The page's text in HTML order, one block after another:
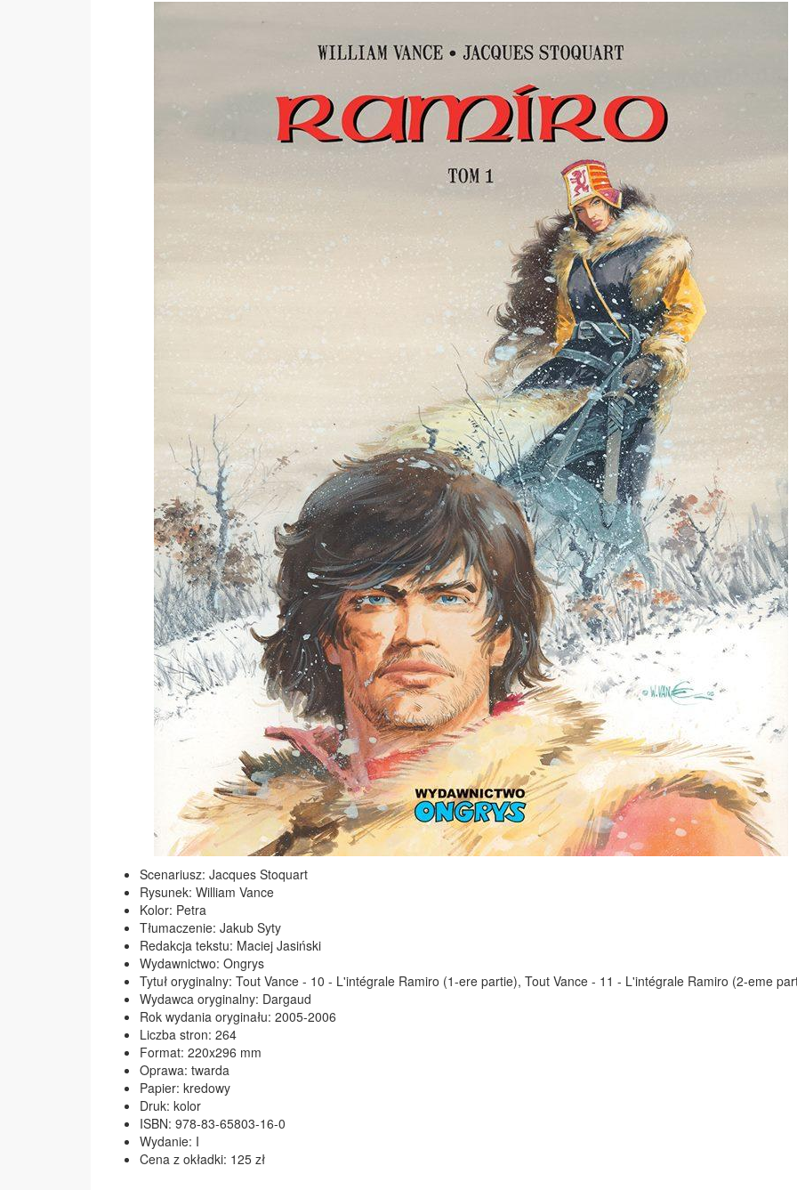
Scenariusz: Jacques Stoquart
Rysunek: William Vance
Kolor: Petra
Tłumaczenie: Jakub Syty
Redakcja tekstu: Maciej Jasiński
Wydawnictwo: Ongrys
Tytuł oryginalny: Tout Vance - 10 - L'intégrale Ramiro (1-ere partie), Tout Vance - 11 - L'intégrale Ramiro (2-eme
Wydawca oryginalny: Dargaud
Rok wydania oryginału: 2005-2006
Liczba stron: 264
Format: 220x296 mm
Oprawa: twarda
Papier: kredowy
Druk: kolor
ISBN: 978-83-65803-16-0
Wydanie: I
Cena z okładki: 125 zł